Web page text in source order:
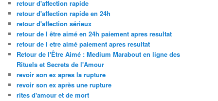
retour d'affection rapide
retour d'affection rapide en 24h
retour d'affection sérieux
retour de l être aimé en 24h paiement apres resultat
retour de l etre aimé paiement apres resultat
Retour de l'Être Aimé : Medium Marabout en ligne des
Rituels et Secrets de l'Amour
revoir son ex apres la rupture
revoir son ex après une rupture
rites d'amour et de mort